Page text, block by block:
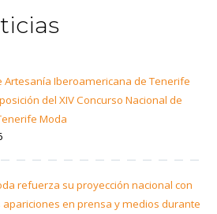
Artesanía Iberoamericana de Tenerife
del XIV Concurso Nacional de
Moda
refuerza su proyección nacional con
en prensa y medios durante